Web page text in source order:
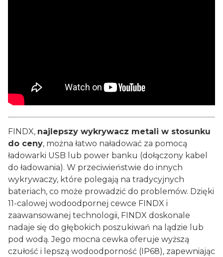
FINDX, najlepszy wykrywacz metali w stosunku
do ceny, można łatwo naładować za pomocą
ładowarki USB lub power banku (dołączony kabel
do ładowania). W przeciwieństwie do innych
wykrywaczy, które polegają na tradycyjnych
bateriach, co może prowadzić do problemów. Dzięki
11-calowej wodoodpornej cewce FINDX i
zaawansowanej technologii, FINDX doskonale
nadaje się do głębokich poszukiwań na lądzie lub
pod wodą. Jego mocna cewka oferuje wyższą
czułość i lepszą wodoodporność (IP68), zapewniając